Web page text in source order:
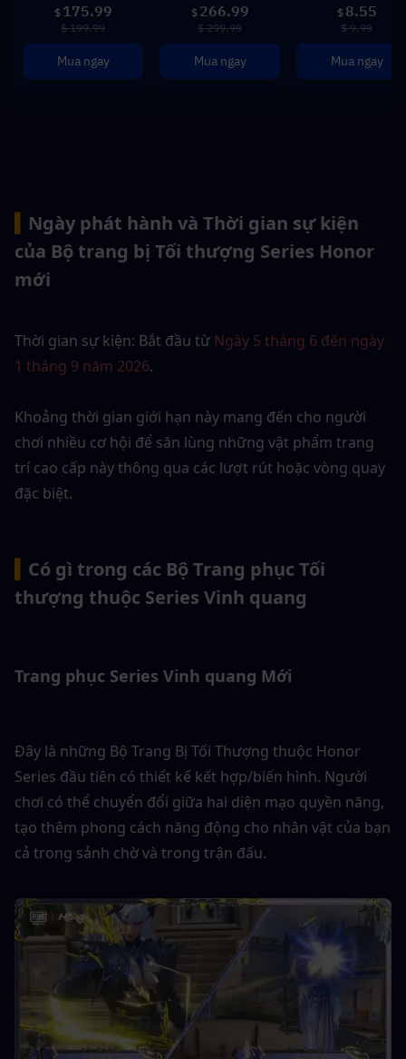
$ 175.99
$ 199.99
Mua ngay
$ 266.99
$ 299.99
Mua ngay
$ 8.55
$ 9.99
Mua ngay
Ngày phát hành và Thời gian sự kiện
của Bộ trang bị Tối thượng Series Honor
mới
Thời gian sự kiện: Bắt đầu từ Ngày 5 tháng 6 đến ngày
1 tháng 9 năm 2026.
Khoảng thời gian giới hạn này mang đến cho người
chơi nhiều cơ hội để săn lùng những vật phẩm trang
trí cao cấp này thông qua các lượt rút hoặc vòng quay
đặc biệt.
Có gì trong các Bộ Trang phục Tối
thượng thuộc Series Vinh quang
Trang phục Series Vinh quang Mới
Đây là những Bộ Trang Bị Tối Thượng thuộc Honor
Series đầu tiên có thiết kế kết hợp/biến hình. Người
chơi có thể chuyển đổi giữa hai diện mạo quyền năng,
tạo thêm phong cách năng động cho nhân vật của bạn
cả trong sảnh chờ và trong trận đấu.